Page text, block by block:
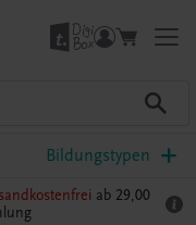
Bildungstypen
ab 29,00